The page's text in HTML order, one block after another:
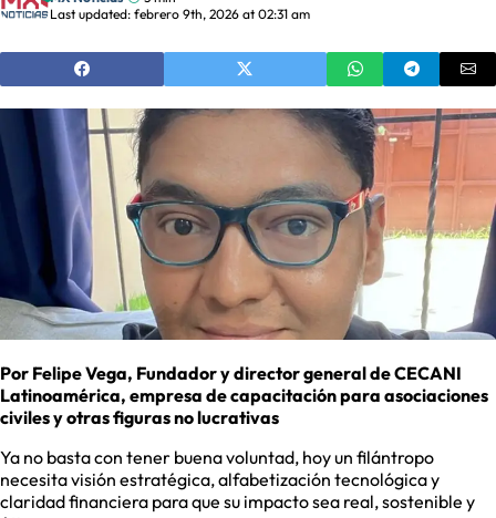
Last updated: febrero 9th, 2026 at 02:31 am
Por Felipe Vega, Fundador y director general de CECANI
Latinoamérica, empresa de capacitación para asociaciones
civiles y otras figuras no lucrativas
Ya no basta con tener buena voluntad, hoy un filántropo
necesita visión estratégica, alfabetización tecnológica y
claridad financiera para que su impacto sea real, sostenible y